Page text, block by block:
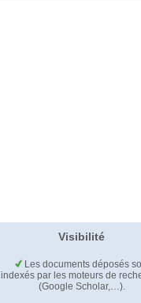
Visibilité
Les documents déposés
indexés par les moteurs de
(Google Scholar,…).